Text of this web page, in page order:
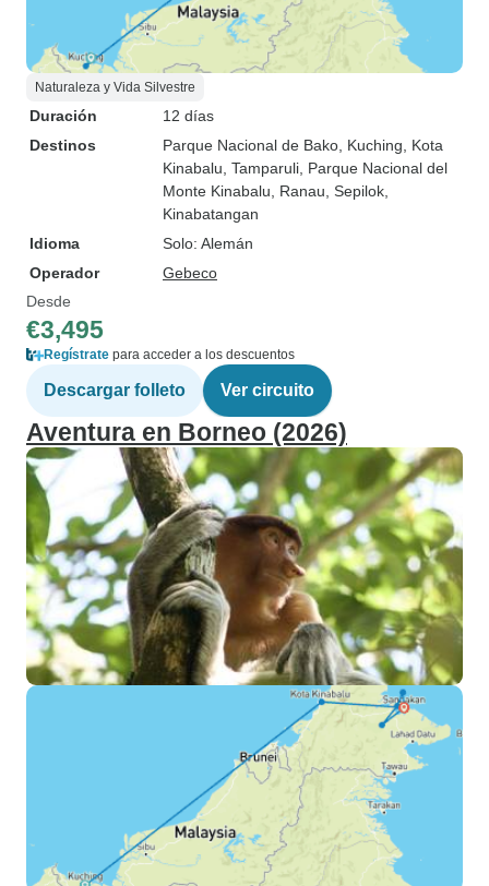
Naturaleza y Vida Silvestre
Duración
12 días
Destinos
Parque Nacional de Bako , Kuching , Kota
Kinabalu , Tamparuli , Parque Nacional del
Monte Kinabalu , Ranau , Sepilok
Kinabatangan
Idioma
Solo: Alemán
Operador
Gebeco
Desde
€3,495
Regístrate para acceder a los descuentos
Descargar folleto Ver circuito
Aventura en Borneo (2026)